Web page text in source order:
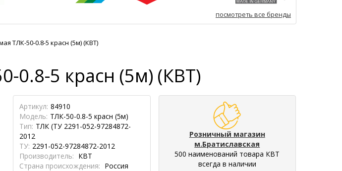
посмотреть все бренды
ТЛК-50-0.8-5 красн (5м) (КВТ)
0.8-5 красн (5м) (КВТ)
Артикул: 84910
Модель: ТЛК-50-0.8-5 красн (5м)
Тип: ТЛК (ТУ 2291-052-97284872-
2012
ТУ: 2291-052-97284872-2012
Производитель: КВТ
Страна происхождения: Россия
Розничный магазин
м.Братиславская
500 наименований товара КВТ
всегда в наличии